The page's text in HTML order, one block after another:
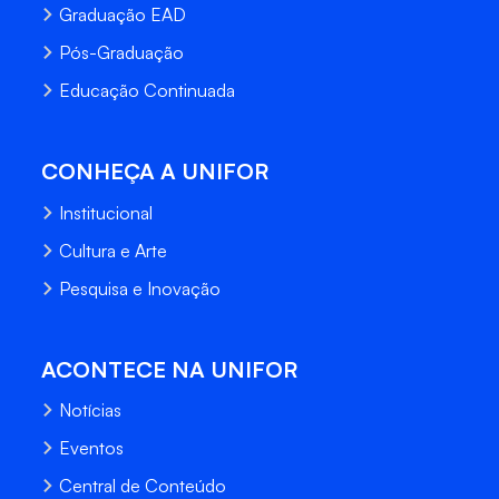
Graduação EAD
Pós-Graduação
Educação Continuada
CONHEÇA A UNIFOR
Institucional
Cultura e Arte
Pesquisa e Inovação
ACONTECE NA UNIFOR
Notícias
Eventos
Central de Conteúdo